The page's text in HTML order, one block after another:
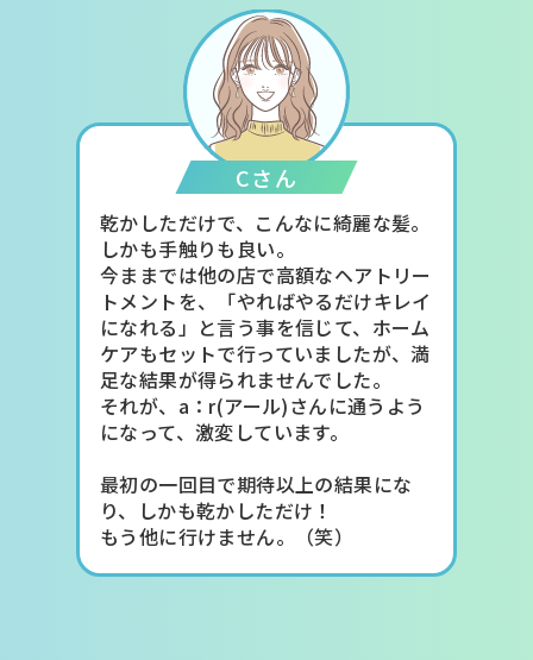
Cさん
乾かしただけで、こんなに綺麗な髪。
しかも手触りも良い。
今ままでは他の店で高額なヘアトリー
トメントを、「やればやるだけキレイ
になれる」と言う事を信じて、ホーム
ケアもセットで行っていましたが、満
足な結果が得られませんでした。
それが、a：r(アール)さんに通うよう
になって、激変しています。
最初の一回目で期待以上の結果にな
り、しかも乾かしただけ！
もう他に行けません。（笑）